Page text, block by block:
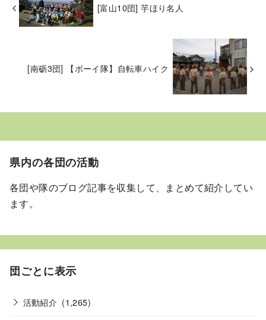
[富山10団] 芋ほり名人
[南砺3団] 【ボーイ隊】自転車ハイク
県内の各団の活動
各団や隊のブログ記事を収集して、まとめて紹介してい
ます。
団ごとに表示
活動紹介 (1,265)